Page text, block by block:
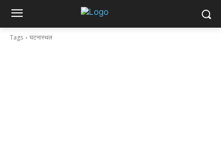
Tags घटनास्थल